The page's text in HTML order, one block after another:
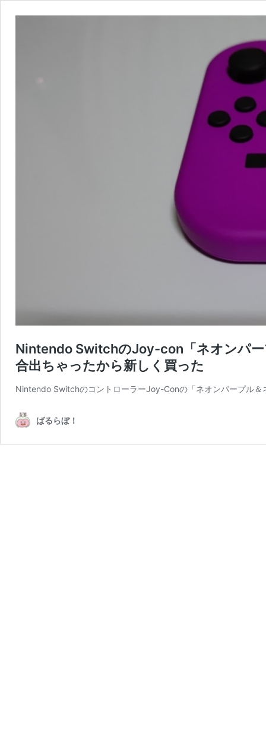
Nintendo SwitchのJoy-con「ネオンパ
合出ちゃったから新しく買った
Nintendo SwitchのコントローラーJoy-Conの「ネオンパープル
ばるらぼ！